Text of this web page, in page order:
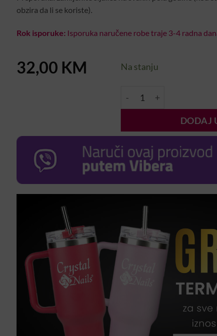
obzira da li se koriste).
Rok isporuke: Isporuka naručene robe traje 3-4 radna
32,00 KM Na stanju
LED Sijalica Univerzalna
DODAJ